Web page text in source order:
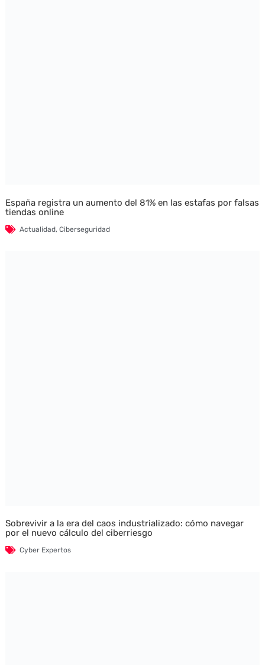
España registra un aumento del 81% en las estafas por falsas
tiendas online
Actualidad, Ciberseguridad
Sobrevivir a la era del caos industrializado: cómo navegar
por el nuevo cálculo del ciberriesgo
Cyber Expertos